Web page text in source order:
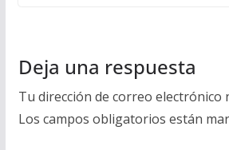
Deja una respuesta
Tu dirección de correo electrónico
Los campos obligatorios están